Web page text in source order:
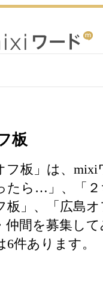
板
フ板」は、
たら…」、「２
板」、「広島
仲間を募集し
6件あります。